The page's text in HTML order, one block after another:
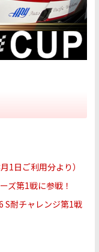
1日ご利用分より）
ズ第1戦に参戦！
S耐チャレンジ第1戦